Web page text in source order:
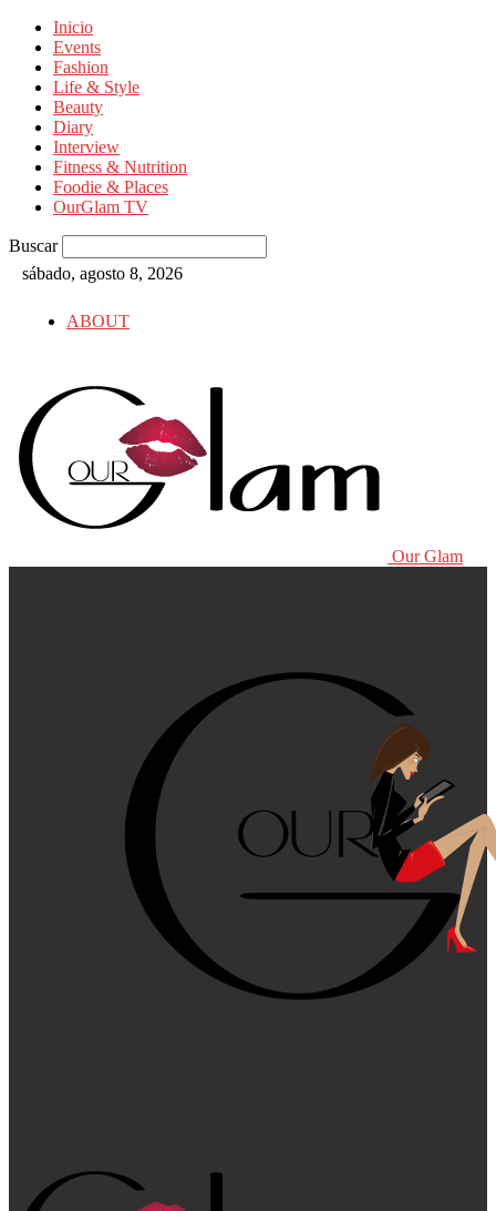
Inicio
Events
Fashion
Life & Style
Beauty
Diary
Interview
Fitness & Nutrition
Foodie & Places
OurGlam TV
Buscar
sábado, agosto 8, 2026
ABOUT
Our Glam